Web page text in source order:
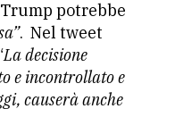
potrebbe
. Nel tweet
La decisione
e incontrollato e
causerà anche